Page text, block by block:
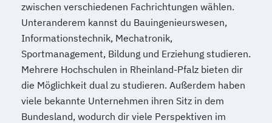
zwischen verschiedenen Fachrichtungen wählen.
Unteranderem kannst du Bauingenieurswesen,
Informationstechnik, Mechatronik,
Sportmanagement, Bildung und Erziehung studieren.
Mehrere Hochschulen in Rheinland-Pfalz bieten dir
die Möglichkeit dual zu studieren. Außerdem haben
viele bekannte Unternehmen ihren Sitz in dem
Bundesland, wodurch dir viele Perspektiven im